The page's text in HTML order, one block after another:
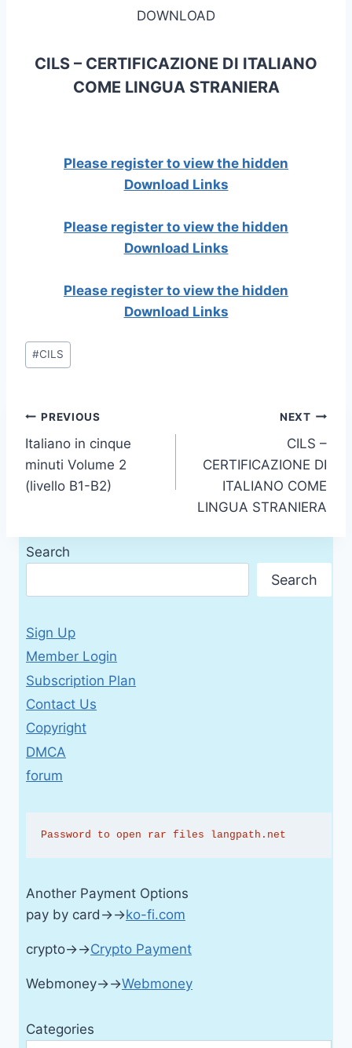
DOWNLOAD
CILS – CERTIFICAZIONE DI ITALIANO
COME LINGUA STRANIERA
Please register to view the hidden
Download Links
Please register to view the hidden
Download Links
Please register to view the hidden
Download Links
Post
Tags:
#CILS
Post
navigation
PREVIOUS
Italiano in cinque
minuti Volume 2
(livello B1-B2)
NEXT
CILS –
CERTIFICAZIONE DI
ITALIANO COME
LINGUA STRANIERA
Search
Search
Sign Up
Member Login
Subscription Plan
Contact Us
Copyright
DMCA
forum
Password to open rar files langpath.net
Another Payment Options
pay by card→→ko-fi.com
crypto→→Crypto Payment
Webmoney→→Webmoney
Categories